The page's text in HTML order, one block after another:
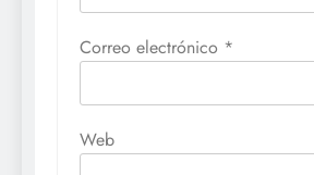
Correo electrónico *
Web